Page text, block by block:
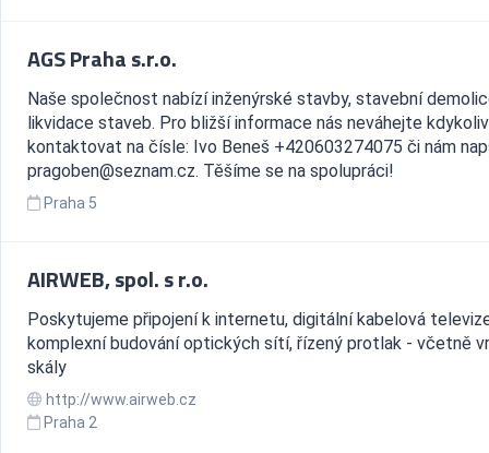
AGS Praha s.r.o.
Naše společnost nabízí inženýrské stavby, stavební
likvidace staveb. Pro bližší informace nás neváhejte kdykoliv
kontaktovat na čísle: Ivo Beneš +420603274075 či nám
pragoben@seznam.cz. Těšíme se na spolupráci!
Praha 5
AIRWEB, spol. s r.o.
Poskytujeme připojení k internetu, digitální kabelová
komplexní budování optických sítí, řízený protlak - včetně
skály
http://www.airweb.cz
Praha 2